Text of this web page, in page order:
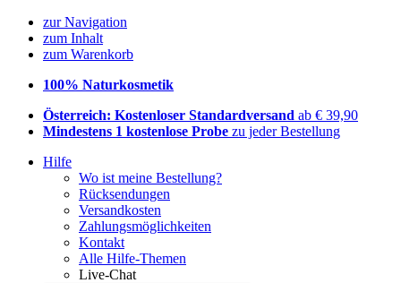
zur Navigation
zum Inhalt
zum Warenkorb
100% Naturkosmetik
Österreich: Kostenloser Standardversand ab € 39,90
Mindestens 1 kostenlose Probe zu jeder Bestellung
Hilfe
Wo ist meine Bestellung?
Rücksendungen
Versandkosten
Zahlungsmöglichkeiten
Kontakt
Alle Hilfe-Themen
Live-Chat